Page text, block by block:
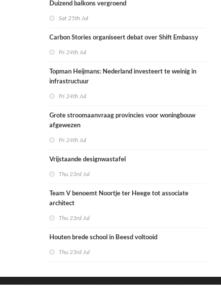
Duizend balkons vergroend
Sat 25th Jul
Carbon Stories organiseert debat over Shift Embassy
Fri 24th Jul
Topman Heijmans: Nederland investeert te weinig in
infrastructuur
Fri 24th Jul
Grote stroomaanvraag provincies voor woningbouw
afgewezen
Fri 24th Jul
Vrijstaande designwastafel
Thu 23rd Jul
Team V benoemt Noortje ter Heege tot associate
architect
Thu 23rd Jul
Houten brede school in Beesd voltooid
Thu 23rd Jul